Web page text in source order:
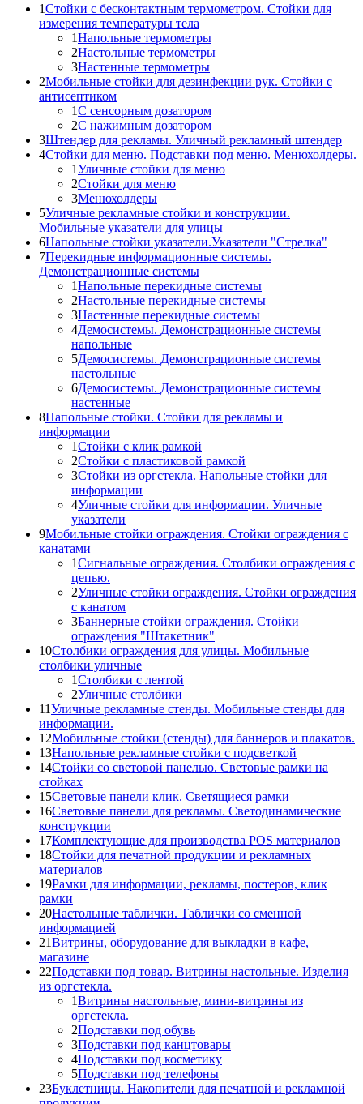
1Стойки с бесконтактным термометром. Стойки для
измерения температуры тела
1Напольные термометры
2Настольные термометры
3Настенные термометры
2Мобильные стойки для дезинфекции рук. Стойки с
антисептиком
1С сенсорным дозатором
2С нажимным дозатором
3Штендер для рекламы. Уличный рекламный штендер
4Стойки для меню. Подставки под меню. Менюхолдеры.
1Уличные стойки для меню
2Стойки для меню
3Менюхолдеры
5Уличные рекламные стойки и конструкции.
Мобильные указатели для улицы
6Напольные стойки указатели.Указатели "Стрелка"
7Перекидные информационные системы.
Демонстрационные системы
1Напольные перекидные системы
2Настольные перекидные системы
3Настенные перекидные системы
4Демосистемы. Демонстрационные системы
напольные
5Демосистемы. Демонстрационные системы
настольные
6Демосистемы. Демонстрационные системы
настенные
8Напольные стойки. Стойки для рекламы и
информации
1Стойки с клик рамкой
2Стойки с пластиковой рамкой
3Стойки из оргстекла. Напольные стойки для
информации
4Уличные стойки для информации. Уличные
указатели
9Мобильные стойки ограждения. Стойки ограждения с
канатами
1Сигнальные ограждения. Столбики ограждения с
цепью.
2Уличные стойки ограждения. Стойки ограждения
с канатом
3Баннерные стойки ограждения. Стойки
ограждения "Штакетник"
10Столбики ограждения для улицы. Мобильные
столбики уличные
1Столбики с лентой
2Уличные столбики
11Уличные рекламные стенды. Мобильные стенды для
информации.
12Мобильные стойки (стенды) для баннеров и плакатов.
13Напольные рекламные стойки с подсветкой
14Стойки со световой панелью. Световые рамки на
стойках
15Световые панели клик. Светящиеся рамки
16Световые панели для рекламы. Светодинамические
конструкции
17Комплектующие для производства POS материалов
18Стойки для печатной продукции и рекламных
материалов
19Рамки для информации, рекламы, постеров, клик
рамки
20Настольные таблички. Таблички со сменной
информацией
21Витрины, оборудование для выкладки в кафе,
магазине
22Подставки под товар. Витрины настольные. Изделия
из оргстекла.
1Витрины настольные, мини-витрины из
оргстекла.
2Подставки под обувь
3Подставки под канцтовары
4Подставки под косметику
5Подставки под телефоны
23Буклетницы. Накопители для печатной и рекламной